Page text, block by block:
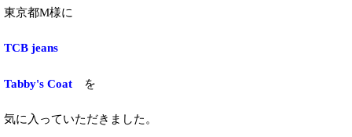
東京都M様に
TCB jeans
Tabby's Coat を
気に入っていただきました。